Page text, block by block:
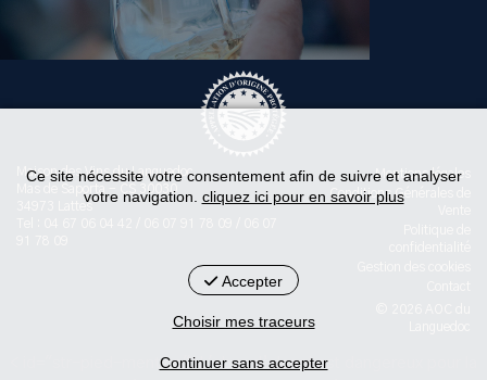
Maison des Vins du Languedoc
Mas de Saporta - CS 30030
Mentions légales
Conditions Générales de
< id="str-pied-mention">L'abus d’alcool est dangereux pour la
Ce site nécessite votre consentement afin de suivre et analyser
votre navigation. cliquez ici pour en savoir plus
Accepter
Choisir mes traceurs
Continuer sans accepter